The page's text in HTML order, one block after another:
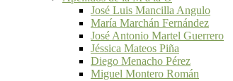
José Luis Mancilla Angulo
María Marchán Fernández
José Antonio Martel Guerrero
Jéssica Mateos Piña
Diego Menacho Pérez
Miguel Montero Román